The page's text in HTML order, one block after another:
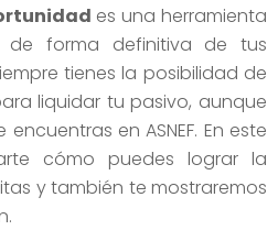
es una herramienta
forma definitiva de tus
tienes la posibilidad de
liquidar tu pasivo, aunque
en ASNEF. En este
cómo puedes lograr la
y también te mostraremos